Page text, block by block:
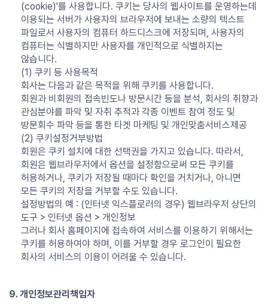
(cookie)'를 사용합니다. 쿠키는 당사의 웹사이트를 운영하는데
이용되는 서버가 사용자의 브라우저에 보내는 소량의 텍스트
파일로서 사용자의 컴퓨터 하드디스크에 저장되며, 사용자의
컴퓨터는 식별하지만 사용자를 개인적으로 식별하지는
않습니다.
(1) 쿠키 등 사용목적
회사는 다음과 같은 목적을 위해 쿠키를 사용합니다.
회원과 비회원의 접속빈도나 방문시간 등을 분석, 회사의 취향과
관심분야를 파악 및 자취 추적과 각종 이벤트 참여 정도 및
방문회수 파악 등을 통한 타겟 마케팅 및 개인맞춤서비스제공
(2) 쿠키설정거부방법
회원은 쿠키 설치에 대한 선택권을 가지고 있습니다. 따라서,
회원은 웹브라우저에서 옵션을 설정함으로써 모든 쿠키를
허용하거나, 쿠키가 저장될 때마다 확인을 거치거나, 아니면
모든 쿠키의 저장을 거부할 수도 있습니다.
설정방법의 예 : (인터넷 익스플로러의 경우) 웹브라우저 상단의
도구 > 인터넷 옵션 > 개인정보
그러나 회사 홈페이지에 접속하여 서비스를 이용하기 위해서는
쿠키를 허용하여야 하며, 이를 거부할 경우 로그인이 필요한
회사의 서비스의 이용이 어려울 수 있습니다.
9. 개인정보관리책임자